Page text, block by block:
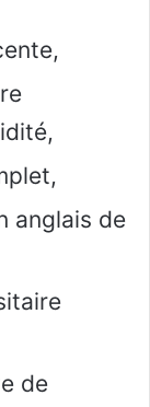
anglais de
de